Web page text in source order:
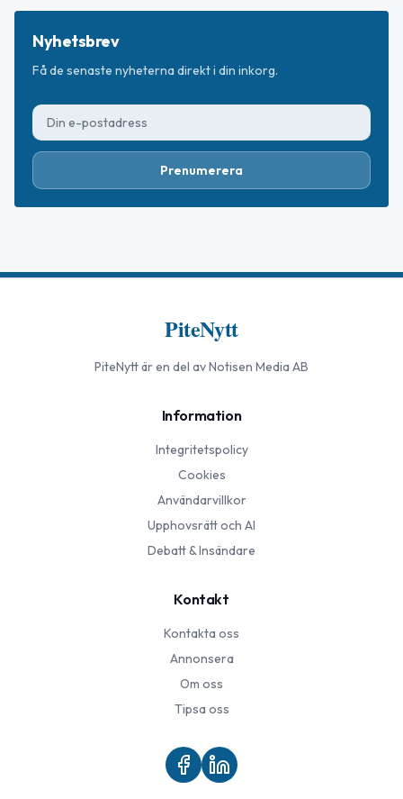
Nyhetsbrev
Få de senaste nyheterna direkt i din inkorg.
Prenumerera
PiteNytt
PiteNyttär en del av Notisen Media AB
Information
Integritetspolicy
Cookies
Användarvillkor
Upphovsrätt och AI
Debatt & Insändare
Kontakt
Kontakta oss
Annonsera
Om oss
Tipsa oss